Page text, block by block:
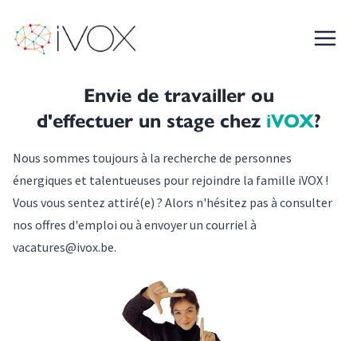
iVOX
Menu
Envie de travailler ou
d'effectuer un stage chez iVOX?
Nous sommes toujours à la recherche de personnes
énergiques et talentueuses pour rejoindre la famille iVOX !
Vous vous sentez attiré(e) ? Alors n'hésitez pas à consulter
nos offres d'emploi ou à envoyer un courriel à
vacatures@ivox.be.